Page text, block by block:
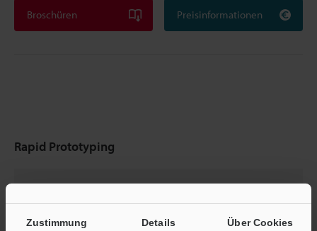
Zustimmung Details Über Cookies
Broschüren Preisinformationen
Rapid Prototyping